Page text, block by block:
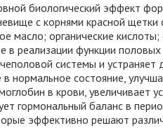
биологический эффект
с корнями красной
масло; органические
в реализации функции
системы и
нормальное состояние,
в крови, увеличивает
гормональный баланс в
эффективно решают